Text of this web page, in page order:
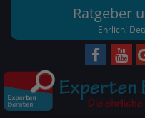
Ratgeber
Ehrlich!